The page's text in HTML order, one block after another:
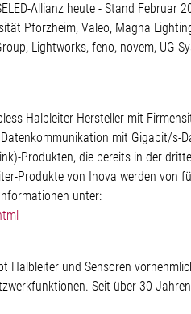
Allianz heute - Stand
Pforzheim, Valeo, Magna
Lightworks, feno, novem, UG
Halbleiter-Hersteller mit
mit Gigabit/s-
Produkten, die bereits in der
Produkte von Inova werden von
unter:
Halbleiter und Sensoren
Seit über 30